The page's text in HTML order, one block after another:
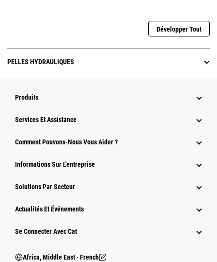
Développer Tout
PELLES HYDRAULIQUES
Produits
Services Et Assistance
Comment Pouvons-Nous Vous Aider ?
Informations Sur L'entreprise
Solutions Par Secteur
Actualités Et Événements
Se Connecter Avec Cat
Africa, Middle East ‧ French